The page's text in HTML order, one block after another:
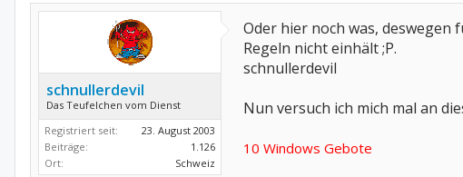
schnullerdevil
Das Teufelchen vom Dienst
Registriert seit:
23. August 2003
Beiträge:
1.126
Ort:
Schweiz
Oder hier noch was,
Regeln nicht einhält ;P.
schnullerdevil
Nun versuch ich mich mal an
10 Windows Gebote